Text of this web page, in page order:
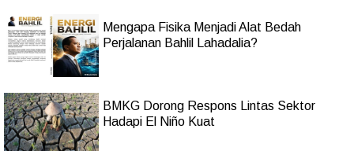
Mengapa Fisika Menjadi Alat Bedah
Perjalanan Bahlil Lahadalia?
BMKG Dorong Respons Lintas Sektor
Hadapi El Niño Kuat